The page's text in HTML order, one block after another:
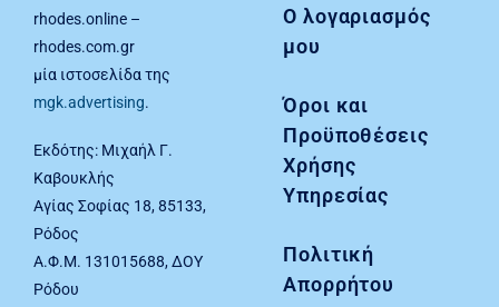
rhodes.online –
rhodes.com.gr
μία ιστοσελίδα της
mgk.advertising.
Εκδότης: Μιχαήλ Γ.
Καβουκλής
Αγίας Σοφίας 18, 85133,
Ρόδος
Α.Φ.Μ. 131015688, ΔΟΥ
Ρόδου
Ο λογαριασμός
μου
Όροι και
Προϋποθέσεις
Χρήσης
Υπηρεσίας
Πολιτική
Απορρήτου